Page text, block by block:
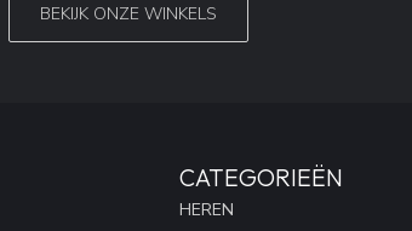
BEKIJK ONZE WINKELS
CATEGORIEËN
HEREN